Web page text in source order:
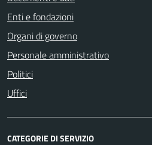
Enti e fondazioni
Organi di governo
Personale amministrativo
Politici
Uffici
CATEGORIE DI SERVIZIO